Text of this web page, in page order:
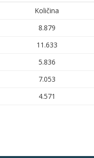
Količina
8.879
11.633
5.836
7.053
4.571